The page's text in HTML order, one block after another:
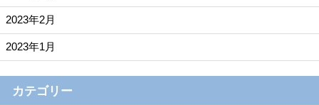
2023年2月
2023年1月
カテゴリー